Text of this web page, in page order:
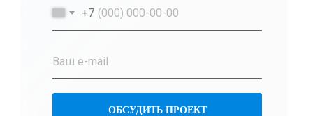
+7
ОБСУДИТЬ ПРОЕКТ